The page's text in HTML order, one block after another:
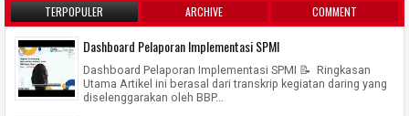
TERPOPULER ARCHIVE COMMENT
Dashboard Pelaporan Implementasi SPMI
Dashboard Pelaporan Implementasi SPMI 📝 Ringkasan
Utama Artikel ini berasal dari transkrip kegiatan daring yang
diselenggarakan oleh BBP...